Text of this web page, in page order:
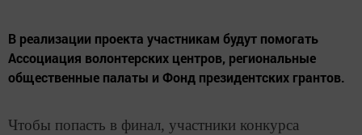
В реализации проекта участникам будут помогать
Ассоциация волонтерских центров, региональные
общественные палаты и Фонд президентских грантов.
Чтобы попасть в финал, участники конкурса